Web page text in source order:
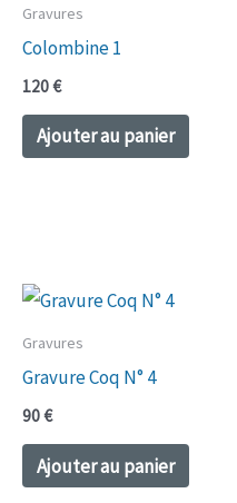
Gravures
Colombine 1
120€
Ajouter au panier
Gravures
Gravure Coq N° 4
90€
Ajouter au panier